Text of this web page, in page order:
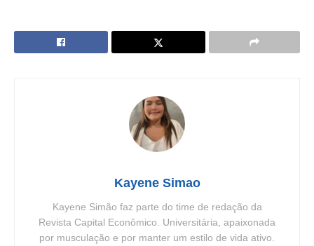
Kayene Simao
Kayene Simão faz parte do time de redação da
Revista Capital Econômico. Universitária, apaixonada
por musculação e por manter um estilo de vida ativo.